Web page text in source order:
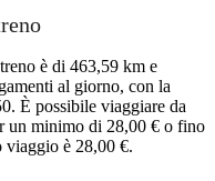
è di 463,59 km e
al giorno, con la
È possibile viaggiare da
un minimo di 28,00 € o fino
viaggio è 28,00 €.